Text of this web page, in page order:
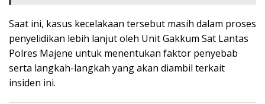
Saat ini, kasus kecelakaan tersebut masih dalam proses
penyelidikan lebih lanjut oleh Unit Gakkum Sat Lantas
Polres Majene untuk menentukan faktor penyebab
serta langkah-langkah yang akan diambil terkait
insiden ini.